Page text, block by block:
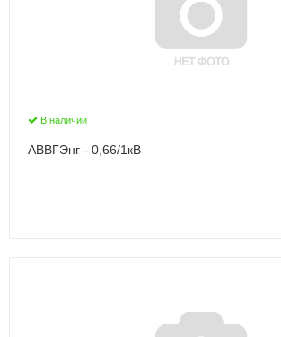
В наличии
АВВГЭнг - 0,66/1кВ